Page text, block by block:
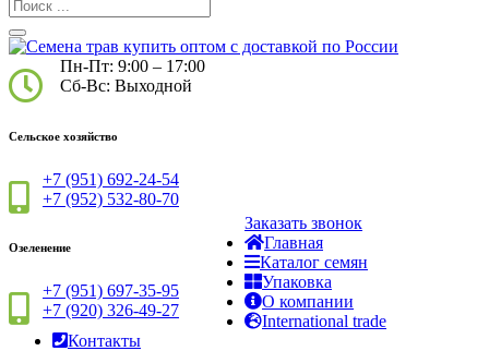
Пн-Пт: 9:00 – 17:00
Сб-Вс: Выходной
Сельское хозяйство
+7 (951) 692-24-54
+7 (952) 532-80-70
Озеленение
+7 (951) 697-35-95
+7 (920) 326-49-27
Заказать звонок
Главная
Каталог семян
Упаковка
О компании
International trade
Контакты